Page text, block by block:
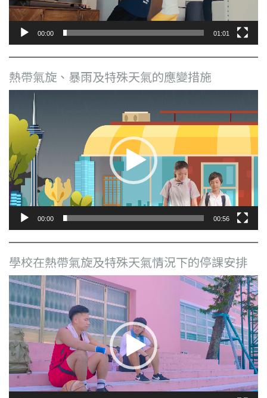
00:00 01:01
熱帶氣旋、暴雨及特殊天氣的應變措施
訊
放
器
00:00 00:56
學校在熱帶氣旋及特殊天氣情況下的停課安排
視
訊
播
放
器